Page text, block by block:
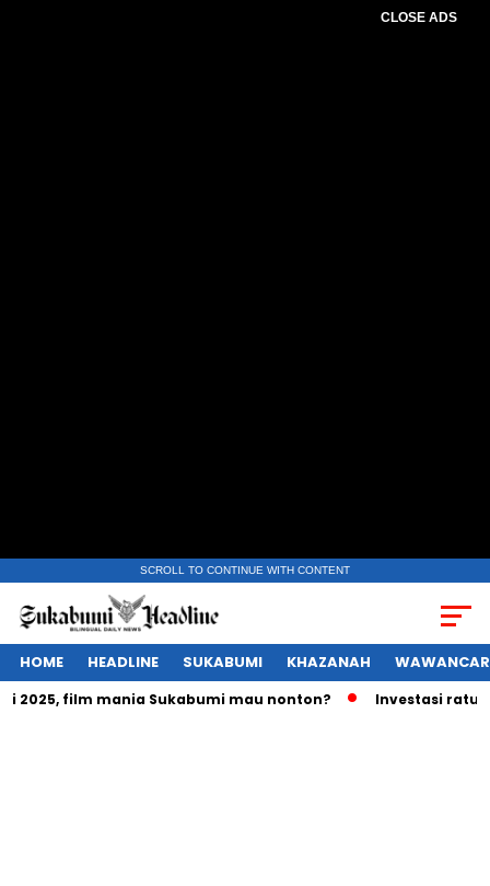
CLOSE ADS
SCROLL TO CONTINUE WITH CONTENT
HOME HEADLINE SUKABUMI KHAZANAH
film mania Sukabumi mau nonton? Investasi ratusan